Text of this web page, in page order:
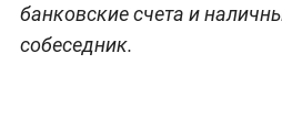
банковские счета и
собеседник.